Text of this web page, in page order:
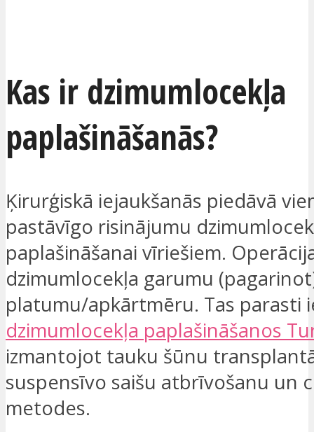
Kas ir dzimumlocekļa
paplašināšanās?
Ķirurģiskā iejaukšanās piedāvā
pastāvīgo risinājumu
paplašināšanai vīriešiem.
dzimumlocekļa garumu
platumu/apkārtmēru. Tas parasti
dzimumlocekļa paplašināšanos
izmantojot tauku šūnu
suspensīvo saišu atbrīvošanu un
metodes.